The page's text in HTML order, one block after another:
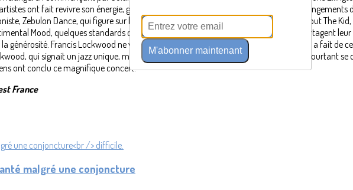
ont fait revivre son énergie, grâce au son du violon de Johan Renard et des arrangements
Zebulon Dance, qui figure sur l’album du Didier Lockwood Group de 1984, et surtout The
Mood, quelques standards choisis. Les artistes se font visiblement plaisir, et partagent
la générosité. Francis Lockwood ne voulait pas appeler cela un hommage à son frère, il a fait de
qui signait un jazz unique, marqué par les mélodies les plus élaborées. Il fallait pourtant se
ont conclu ce magnifique concert.
France
malgré une conjoncture
M'abonner maintenant